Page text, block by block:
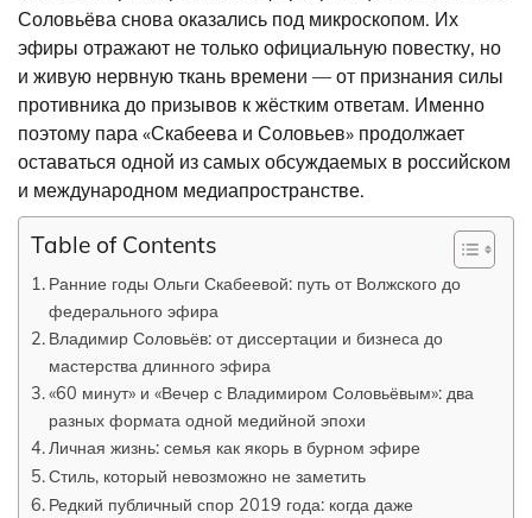
Соловьёва снова оказались под микроскопом. Их
эфиры отражают не только официальную повестку, но
и живую нервную ткань времени — от признания силы
противника до призывов к жёстким ответам. Именно
поэтому пара «Скабеева и Соловьев» продолжает
оставаться одной из самых обсуждаемых в российском
и международном медиапространстве.
Table of Contents
Ранние годы Ольги Скабеевой: путь от Волжского до
федерального эфира
Владимир Соловьёв: от диссертации и бизнеса до
мастерства длинного эфира
«60 минут» и «Вечер с Владимиром Соловьёвым»: два
разных формата одной медийной эпохи
Личная жизнь: семья как якорь в бурном эфире
Стиль, который невозможно не заметить
Редкий публичный спор 2019 года: когда даже